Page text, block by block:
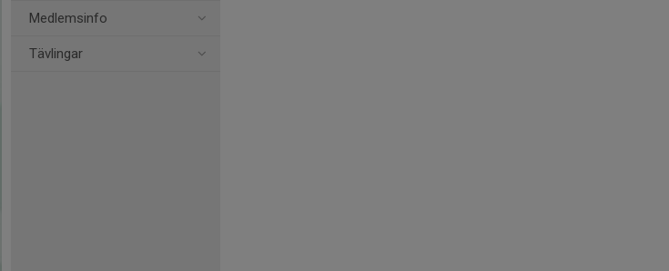
Medlemsinfo
Tävlingar